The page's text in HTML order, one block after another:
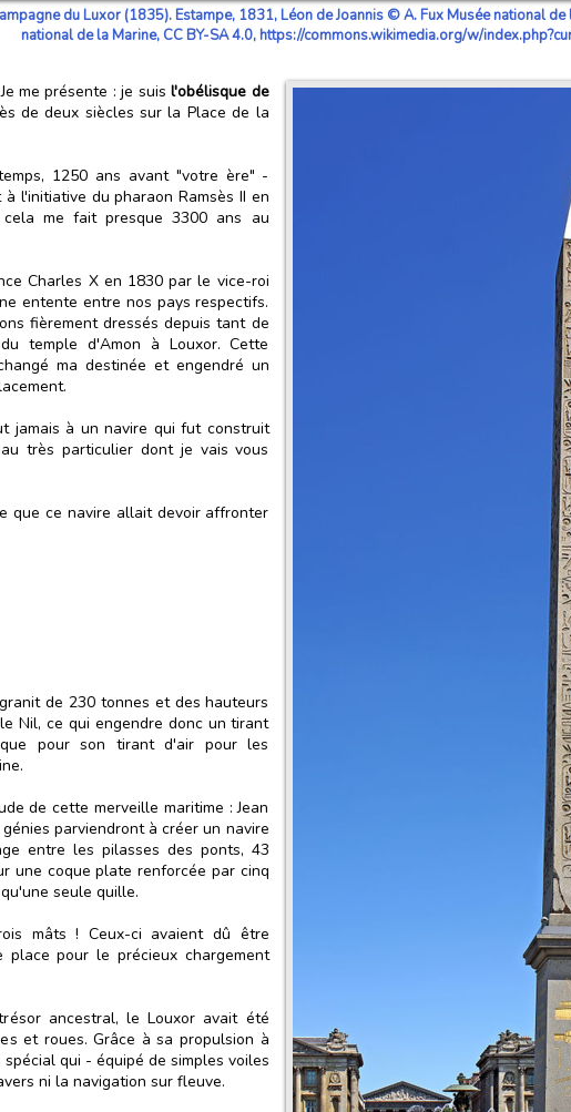
du Luxor (1835). Estampe, 1831, Léon de Joannis © A. Fux Musée national
national de la Marine, CC BY-SA 4.0, https://commons.wikimedia.org/w/
me présente : je suisl'obélisque de
de deux siècles sur la Place de la
1250 ans avant "votre ère" -
l'initiative du pharaon Ramsès II en
cela me fait presque 3300 ans au
Charles X en 1830 par le vice-roi
entente entre nos pays respectifs.
fièrement dressés depuis tant de
temple d'Amon à Louxor. Cette
ma destinée et engendré un
jamais à un navire qui fut construit
très particulier dont je vais vous
que ce navire allait devoir affronter
de 230 tonnes et des hauteurs
Nil, ce qui engendre donc un tirant
pour son tirant d'air pour les
de cette merveille maritime : Jean
parviendront à créer un navire
entre les pilasses des ponts, 43
une coque plate renforcée par cinq
seule quille.
mâts ! Ceux-ci avaient dû être
place pour le précieux chargement
ancestral, le Louxor avait été
et roues. Grâce à sa propulsion à
qui - équipé de simples voiles
ni la navigation sur fleuve.